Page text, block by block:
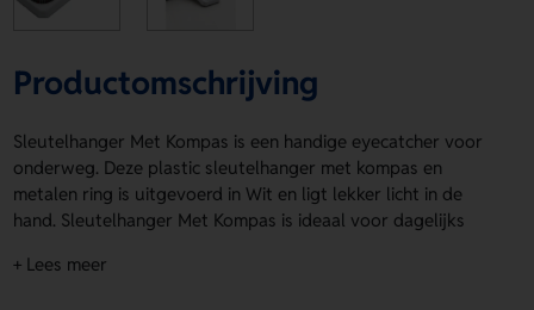
Productomschrijving
Sleutelhanger Met Kompas is een handige eyecatcher voor
onderweg. Deze plastic sleutelhanger met kompas en
metalen ring is uitgevoerd in Wit en ligt lekker licht in de
hand. Sleutelhanger Met Kompas is ideaal voor dagelijks
logo, naam of eigen ontwerp aanbrengen op de Voorzijde of
+ Lees meer